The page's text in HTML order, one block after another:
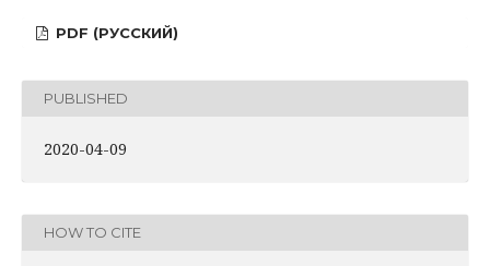
PDF (РУССКИЙ)
PUBLISHED
2020-04-09
HOW TO CITE